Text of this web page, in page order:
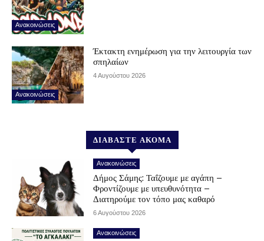
Ανακοινώσεις
Ανακοινώσεις
Έκτακτη ενημέρωση για την λειτουργία των
σπηλαίων
4 Αυγούστου 2026
ΔΙΑΒΑΣΤΕ ΑΚΟΜΑ
Ανακοινώσεις
Δήμος Σάμης: Ταΐζουμε με αγάπη –
Φροντίζουμε με υπευθυνότητα –
Διατηρούμε τον τόπο μας καθαρό
6 Αυγούστου 2026
Ανακοινώσεις